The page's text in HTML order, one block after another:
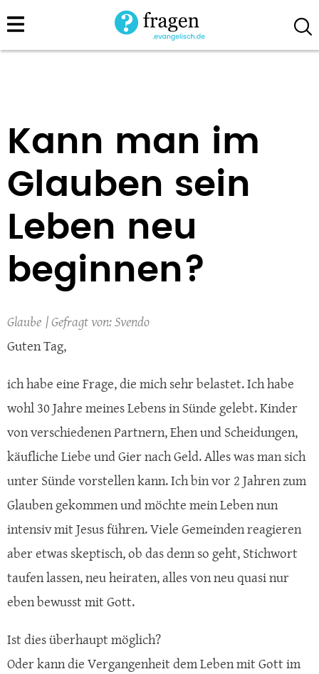
Direkt
zum
Kann man im
Glauben sein
Leben neu
beginnen?
Glaube
Svendo
Guten Tag,
ich habe eine Frage, die mich sehr belastet. Ich habe
wohl 30 Jahre meines Lebens in Sünde gelebt. Kinder
von verschiedenen Partnern, Ehen und Scheidungen,
käufliche Liebe und Gier nach Geld. Alles was man sich
unter Sünde vorstellen kann. Ich bin vor 2 Jahren zum
Glauben gekommen und möchte mein Leben nun
intensiv mit Jesus führen. Viele Gemeinden reagieren
aber etwas skeptisch, ob das denn so geht, Stichwort
taufen lassen, neu heiraten, alles von neu quasi nur
eben bewusst mit Gott.
Ist dies überhaupt möglich?
Oder kann die Vergangenheit dem Leben mit Gott im